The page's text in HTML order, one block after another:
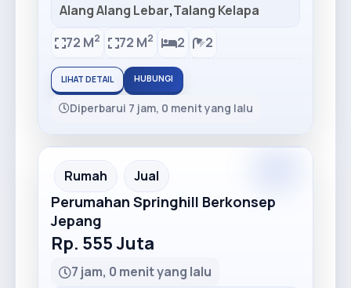
Alang Alang Lebar,Talang Kelapa
72 M2 72 M2 2 2
LIHAT DETAIL HUBUNGI
Diperbarui 7 jam, 0 menit yang lalu
Recommended
Rumah Jual
Perumahan Springhill Berkonsep
Jepang
Rp. 555 Juta
7 jam, 0 menit yang lalu